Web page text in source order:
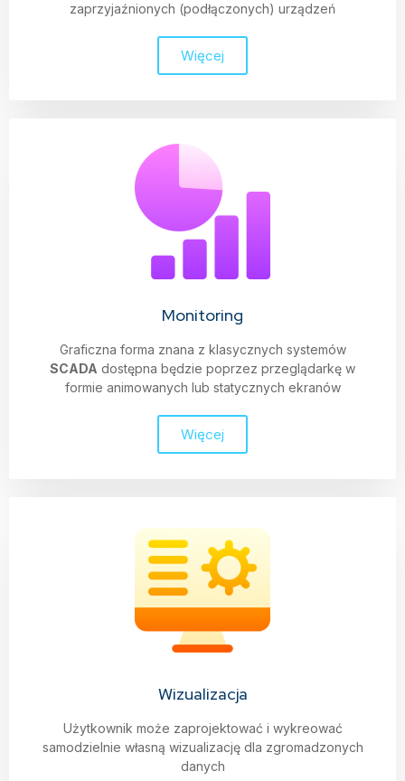
zaprzyjaźnionych (podłączonych) urządzeń
Więcej
Monitoring
Graficzna forma znana z klasycznych systemów
SCADA dostępna będzie poprzez przeglądarkę w
formie animowanych lub statycznych ekranów
Więcej
Wizualizacja
Użytkownik może zaprojektować i wykreować
samodzielnie własną wizualizację dla zgromadzonych
danych